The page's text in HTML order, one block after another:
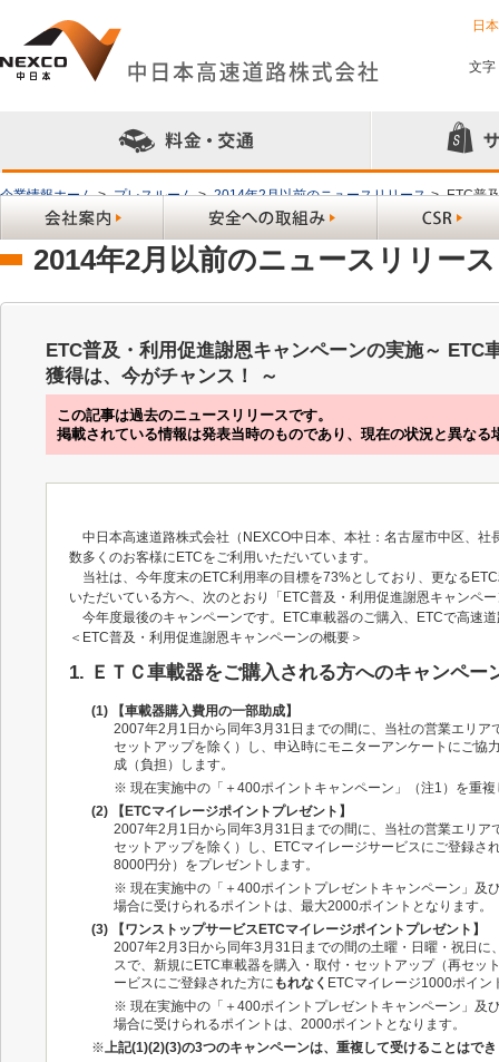
日
文字
企業情報ホーム > プレスルーム > 2014年2月以前のニュースリリース > ETC普
ンス！ ～
2014年2月以前のニュースリリース
ETC普及・利用促進謝恩キャンペーンの実施～ ETC
獲得は、今がチャンス！ ～
この記事は過去のニュースリリースです。
掲載されている情報は発表当時のものであり、現在の状況と異なる
中日本高速道路株式会社（NEXCO中日本、本社：名古屋市中区、
数多くのお客様にETCをご利用いただいています。
当社は、今年度末のETC利用率の目標を73%としており、更なる
いただいている方へ、次のとおり「ETC普及・利用促進謝恩キャンペ
今年度最後のキャンペーンです。ETC車載器のご購入、ETCで高速
＜ETC普及・利用促進謝恩キャンペーンの概要＞
1. ＥＴＣ車載器をご購入される方へのキャンペー
(1) 【車載器購入費用の一部助成】
2007年2月1日から同年3月31日までの間に、当社の営業エリ
セットアップを除く）し、申込時にモニターアンケートにご協
成（負担）します。
※ 現在実施中の「＋400ポイントキャンペーン」（注1）を重
(2) 【ETCマイレージポイントプレゼント】
2007年2月1日から同年3月31日までの間に、当社の営業エリ
セットアップを除く）し、ETCマイレージサービスにご登録さ
8000円分）をプレゼントします。
※ 現在実施中の「＋400ポイントプレゼントキャンペーン」及
場合に受けられるポイントは、最大2000ポイントとなります。
(3) 【ワンストップサービスETCマイレージポイントプレゼント】
2007年2月3日から同年3月31日までの間の土曜・日曜・祝日
スで、新規にETC車載器を購入・取付・セットアップ（再セ
ービスにご登録された方に もれなく ETCマイレージ1000ポイ
※ 現在実施中の「＋400ポイントプレゼントキャンペーン」及
場合に受けられるポイントは、2000ポイントとなります。
※上記(1)(2)(3)の3つのキャンペーンは、重複して受けることはで